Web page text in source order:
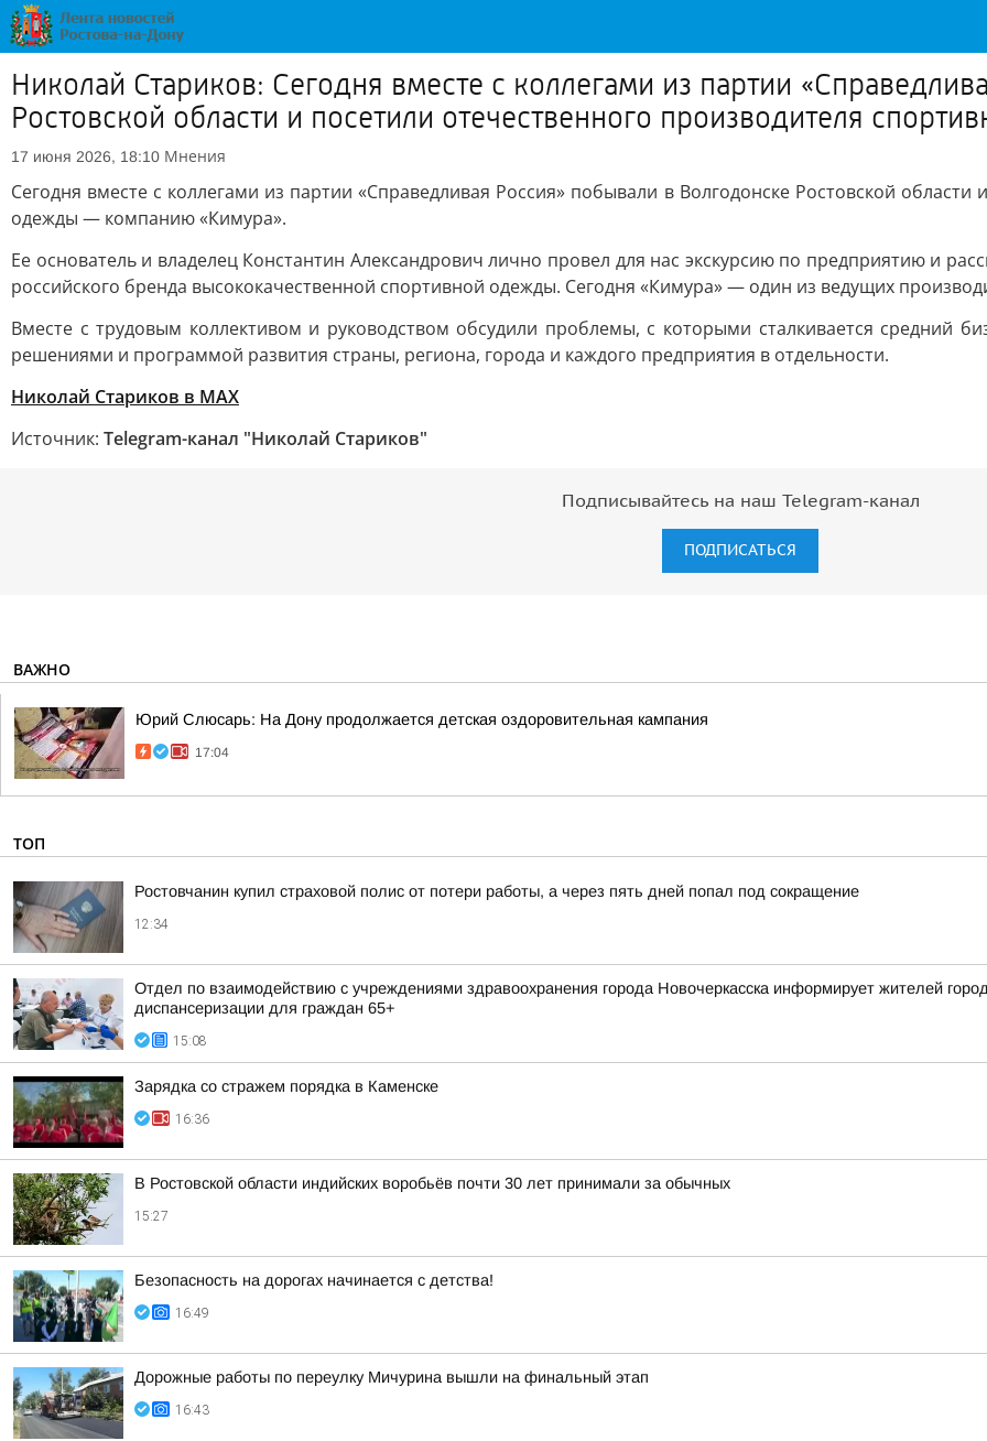
Николай Стариков: Сегодня вместе с коллегами из партии
Ростовской области и посетили отечественного производителя
17 июня 2026, 18:10 Мнения
Сегодня вместе с коллегами из партии «Справедливая Россия» побывали в Волгодонске Ростовской
одежды — компанию «Кимура».
Ее основатель и владелец Константин Александрович лично провел для нас экскурсию по предприятию и
российского бренда высококачественной спортивной одежды. Сегодня «Кимура» — один из ведущих
Вместе с трудовым коллективом и руководством обсудили проблемы, с которыми сталкивается средний
решениями и программой развития страны, региона, города и каждого предприятия в отдельности.
Николай Стариков в MAX
Источник: Telegram-канал "Николай Стариков"
Подписывайтесь на наш Telegram-канал
ПОДПИСАТЬСЯ
ВАЖНО
Юрий Слюсарь: На Дону продолжается детская оздоровительная кампания
17:04
ТОП
Ростовчанин купил страховой полис от потери работы, а через пять дней попал под сокращение
12:34
Отдел по взаимодействию с учреждениями здравоохранения города Новочеркасска информирует жителей
диспансеризации для граждан 65+
15:08
Зарядка со стражем порядка в Каменске
16:36
В Ростовской области индийских воробьёв почти 30 лет принимали за обычных
15:27
Безопасность на дорогах начинается с детства!
16:49
Дорожные работы по переулку Мичурина вышли на финальный этап
16:43